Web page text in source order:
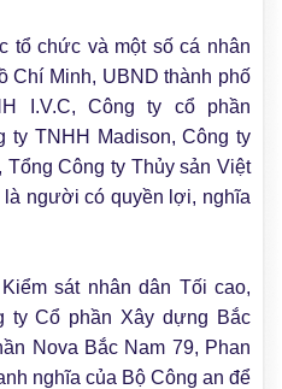
tổ chức và một số cá nhân
Chí Minh, UBND thành phố
I.V.C, Công ty cổ phần
ty TNHH Madison, Công ty
Công ty Thủy sản Việt
người có quyền lợi, nghĩa
sát nhân dân Tối cao,
ty Cổ phần Xây dựng Bắc
Nova Bắc Nam 79, Phan
nghĩa của Bộ Công an để